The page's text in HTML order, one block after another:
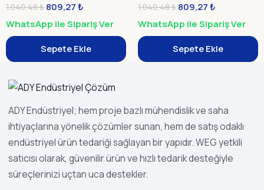
1.040,48₺ 809,27₺
WhatsApp ile Sipariş Ver
Sepete Ekle
1.040,48₺ 809,27₺
WhatsApp ile Sipariş Ver
Sepete Ekle
ADY Endüstriyel; hem proje bazlı mühendislik ve saha
ihtiyaçlarına yönelik çözümler sunan, hem de satış odaklı
endüstriyel ürün tedariği sağlayan bir yapıdır. WEG yetkili
satıcısı olarak, güvenilir ürün ve hızlı tedarik desteğiyle
süreçlerinizi uçtan uca destekler.